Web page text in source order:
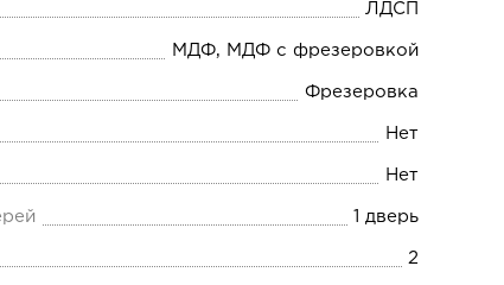
ЛДСП
МДФ, МДФ с фрезеровкой
Фрезеровка
Нет
Нет
1 дверь
2